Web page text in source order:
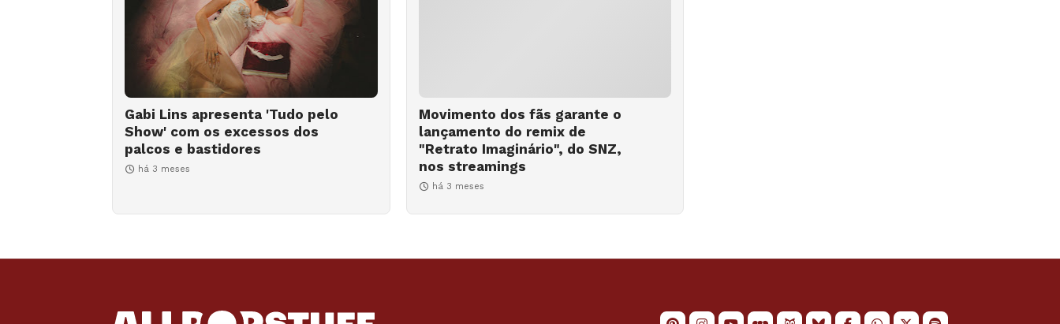
Gabi Lins apresenta 'Tudo pelo
Show' com os excessos dos
palcos e bastidores
há 3 meses
Movimento dos fãs garante o
lançamento do remix de
"Retrato Imaginário", do SNZ,
nos streamings
há 3 meses